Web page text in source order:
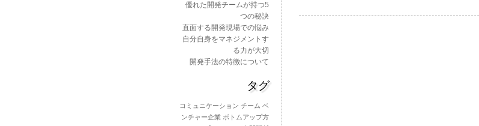
場
優れた開発チームが持つ5
つの秘訣
直面する開発現場での悩み
自分自身をマネジメントす
る力が大切
開発手法の特徴について
タグ
コミュニケーション チーム ベ
ンチャー企業 ボトムアップ方